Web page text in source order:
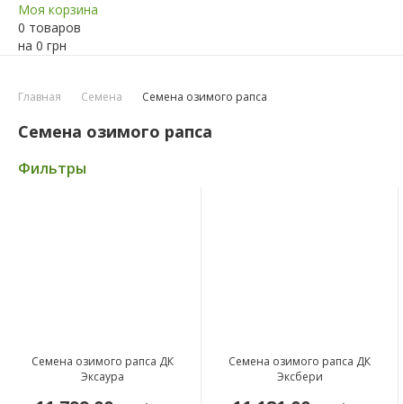
Моя корзина
0 товаров
на 0 грн
Главная Семена Семена озимого рапса
Семена озимого рапса
Фильтры
Семена озимого рапса ДК
Эксаура
Семена озимого рапса ДК
Эксбери